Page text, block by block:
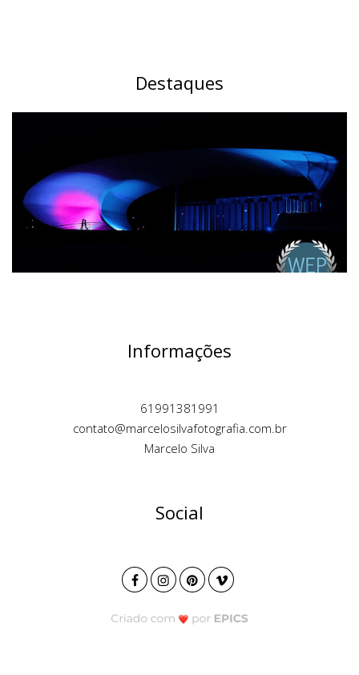
Destaques
Informações
61991381991
contato@marcelosilvafotografia.com.br
Marcelo Silva
Social